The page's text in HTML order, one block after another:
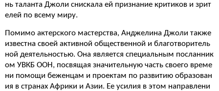
нь таланта Джоли снискала ей признание критиков и зрит
елей по всему миру.
Помимо актерского мастерства, Анджелина Джоли также
известна своей активной общественной и благотворитель
ной деятельностью. Она является специальным посланник
ом УВКБ ООН, посвящая значительную часть своего време
ни помощи беженцам и проектам по развитию образован
ия в странах Африки и Азии. Ее усилия в этом направлени